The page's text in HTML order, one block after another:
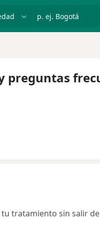
p. ej. Bogotá
preguntas
tratamiento sin salir de